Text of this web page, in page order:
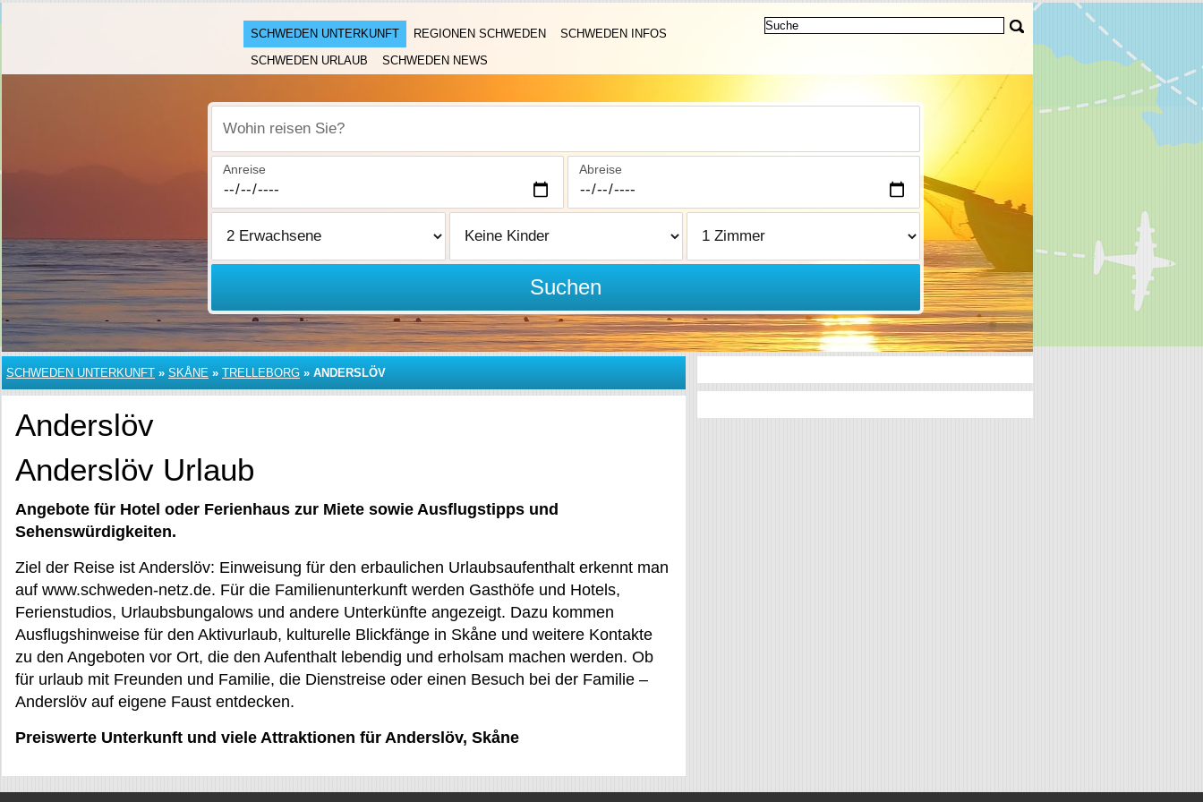
SCHWEDEN UNTERKUNFT REGIONEN SCHWEDEN
SCHWEDEN INFOS
SCHWEDEN URLAUB
SCHWEDEN NEWS
Wohin reisen Sie?
Anreise Abreise
Suchen
SCHWEDEN UNTERKUNFT » SKÅNE » TRELLEBORG » ANDERSLÖV
Anderslöv
Anderslöv Urlaub
Angebote für Hotel oder Ferienhaus zur Miete sowie Ausflugstipps und
Sehenswürdigkeiten.
Ziel der Reise ist Anderslöv: Einweisung für den erbaulichen Urlaubsaufenthalt erkennt man
auf www.schweden-netz.de. Für die Familienunterkunft werden Gasthöfe und Hotels,
Ferienstudios, Urlaubsbungalows und andere Unterkünfte angezeigt. Dazu kommen
Ausflugshinweise für den Aktivurlaub, kulturelle Blickfänge in Skåne und weitere Kontakte
zu den Angeboten vor Ort, die den Aufenthalt lebendig und erholsam machen werden. Ob
für urlaub mit Freunden und Familie, die Dienstreise oder einen Besuch bei der Familie –
Anderslöv auf eigene Faust entdecken.
Preiswerte Unterkunft und viele Attraktionen für Anderslöv, Skåne